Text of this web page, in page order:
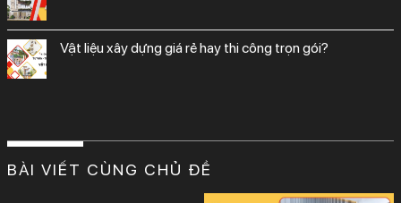
vật liệu xây dựng giá rẻ hay thi công trọn gói?
BÀI VIẾT CÙNG CHỦ ĐỀ